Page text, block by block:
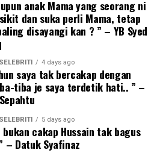
anak Mama yang seorang ni
dan suka perli Mama, tetap
disayangi kan ? ” – YB Syed
4 days ago
saya tak bercakap dengan
tiba je saya terdetik hati.. ” –
5 days ago
bukan cakap Hussain tak bagus
– Datuk Syafinaz